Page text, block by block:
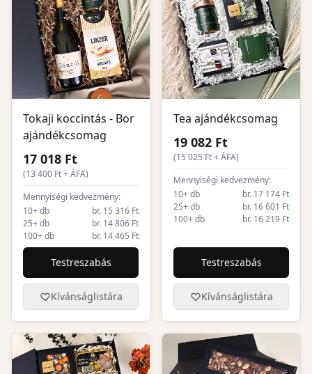
Tokaji koccintás - Bor
ajándékcsomag
17 018 Ft
(13 400 Ft + ÁFA)
Mennyiségi kedvezmény:
10+ db
br. 15 316 Ft
25+ db
br. 14 806 Ft
100+ db
br. 14 465 Ft
Testreszabás
Kívánságlistára
Tea ajándékcsomag
19 082 Ft
(15 025 Ft + ÁFA)
Mennyiségi kedvezmény:
10+ db
br. 17 174 Ft
25+ db
br. 16 601 Ft
100+ db
br. 16 219 Ft
Testreszabás
Kívánságlistára